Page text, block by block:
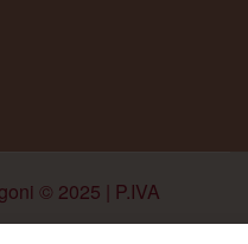
© 2025 | P.IVA